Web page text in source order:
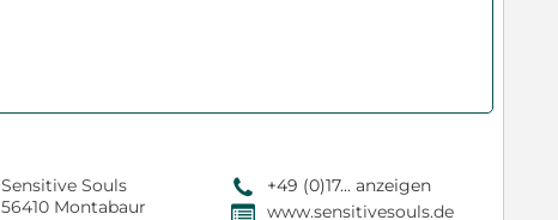
Sensitive Souls
56410 Montabaur
9 +49 (0)17... anzeigen
, www.sensitivesouls.de